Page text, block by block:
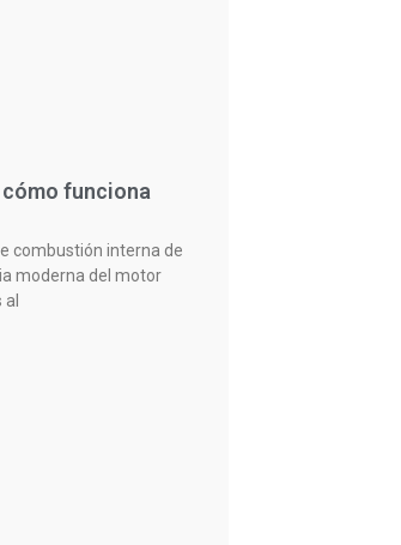
funciona
combustión interna de
moderna del motor